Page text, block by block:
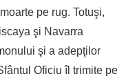
pe rug. Totuşi,
şi Navarra
şi a adepţilor
Oficiu îl trimite pe